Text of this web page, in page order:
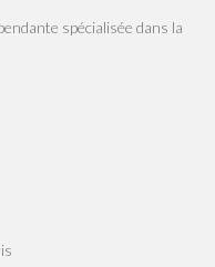
spécialisée dans la